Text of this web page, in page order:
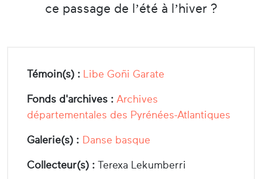
ce passage de l’été à l’hiver ?
Témoin(s) : Libe Goñi Garate
Fonds d'archives : Archives
départementales des Pyrénées-Atlantiques
Galerie(s) : Danse basque
Collecteur(s) : Terexa Lekumberri